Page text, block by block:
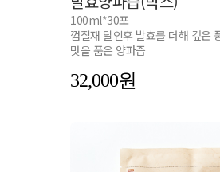
100ml*30포
껍질재 달인후 발효를 더해 깊은
맛을 품은 양파즙
32,000